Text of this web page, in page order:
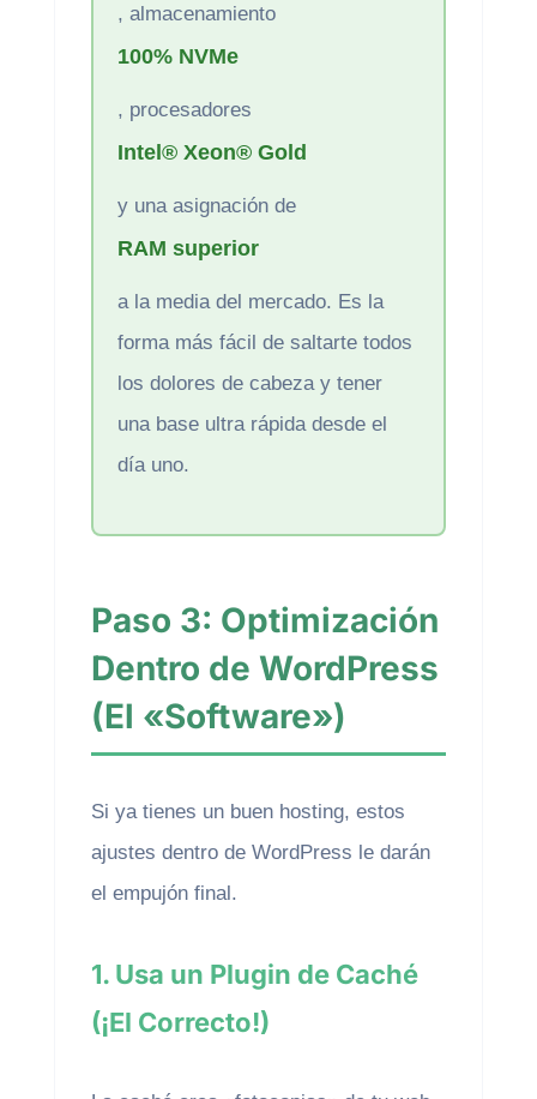
, almacenamiento
100% NVMe
, procesadores
Intel® Xeon® Gold
y una asignación de
RAM superior
a la media del mercado. Es la
forma más fácil de saltarte todos
los dolores de cabeza y tener
una base ultra rápida desde el
día uno.
Paso 3: Optimización
Dentro de WordPress
(El «Software»)
Si ya tienes un buen hosting, estos
ajustes dentro de WordPress le darán
el empujón final.
1. Usa un Plugin de Caché
(¡El Correcto!)